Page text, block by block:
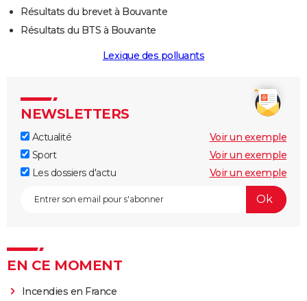
Résultats du brevet à Bouvante
Résultats du BTS à Bouvante
Lexique des polluants
NEWSLETTERS
Actualité
Voir un exemple
Sport
Voir un exemple
Les dossiers d'actu
Voir un exemple
EN CE MOMENT
Incendies en France